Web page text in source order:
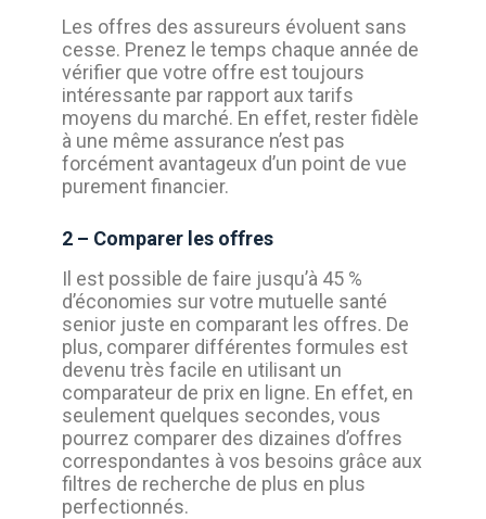
Les offres des assureurs évoluent sans
cesse. Prenez le temps chaque année de
vérifier que votre offre est toujours
intéressante par rapport aux tarifs
moyens du marché. En effet, rester fidèle
à une même assurance n’est pas
forcément avantageux d’un point de vue
purement financier.
2 – Comparer les offres
Il est possible de faire jusqu’à 45 %
d’économies sur votre mutuelle santé
senior juste en comparant les offres. De
plus, comparer différentes formules est
devenu très facile en utilisant un
comparateur de prix en ligne. En effet, en
seulement quelques secondes, vous
pourrez comparer des dizaines d’offres
correspondantes à vos besoins grâce aux
filtres de recherche de plus en plus
perfectionnés.